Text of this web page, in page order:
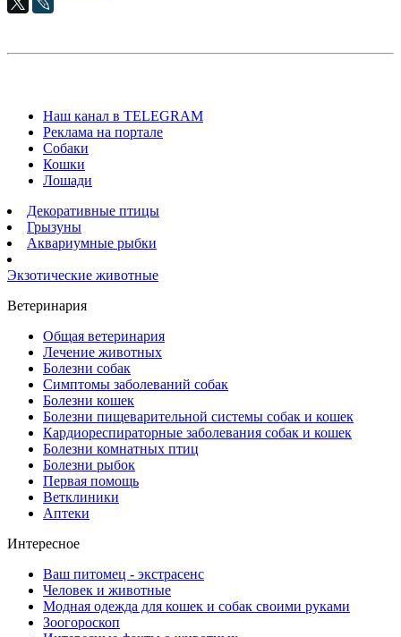
Наш канал в TELEGRAM
Реклама на портале
Собаки
Кошки
Лошади
Декоративные птицы
Грызуны
Аквариумные рыбки
Экзотические животные
Ветеринария
Общая ветеринария
Лечение животных
Болезни собак
Симптомы заболеваний собак
Болезни кошек
Болезни пищеварительной системы собак и кошек
Кардиореспираторные заболевания собак и кошек
Болезни комнатных птиц
Болезни рыбок
Первая помощь
Ветклиники
Аптеки
Интересное
Ваш питомец - экстрасенс
Человек и животные
Модная одежда для кошек и собак своими руками
Зоогороскоп